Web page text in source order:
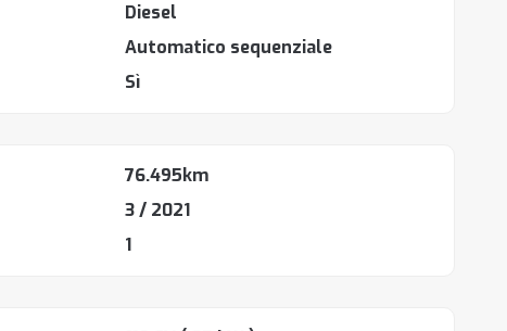
Diesel
Automatico sequenziale
Sì
76.495km
3 / 2021
1